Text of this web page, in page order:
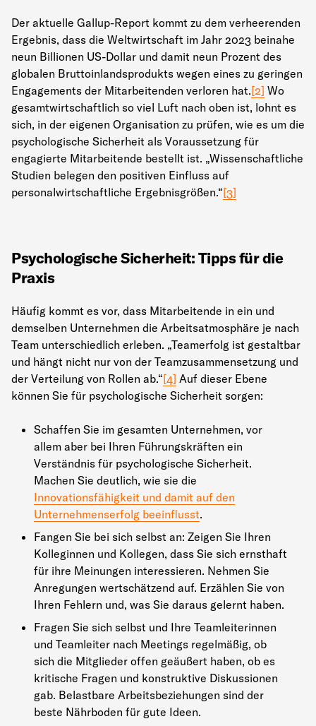
Der aktuelle Gallup-Report kommt zu dem verheerenden
Ergebnis, dass die Weltwirtschaft im Jahr 2023 beinahe
neun Billionen US-Dollar und damit neun Prozent des
globalen Bruttoinlandsprodukts wegen eines zu geringen
Engagements der Mitarbeitenden verloren hat.[2] Wo
gesamtwirtschaftlich so viel Luft nach oben ist, lohnt es
sich, in der eigenen Organisation zu prüfen, wie es um die
psychologische Sicherheit als Voraussetzung für
engagierte Mitarbeitende bestellt ist. „Wissenschaftliche
Studien belegen den positiven Einfluss auf
personalwirtschaftliche Ergebnisgrößen.“[3]
Psychologische Sicherheit: Tipps für die
Praxis
Häufig kommt es vor, dass Mitarbeitende in ein und
demselben Unternehmen die Arbeitsatmosphäre je nach
Team unterschiedlich erleben. „Teamerfolg ist gestaltbar
und hängt nicht nur von der Teamzusammensetzung und
der Verteilung von Rollen ab.“[4] Auf dieser Ebene
können Sie für psychologische Sicherheit sorgen:
Schaffen Sie im gesamten Unternehmen, vor
allem aber bei Ihren Führungskräften ein
Verständnis für psychologische Sicherheit.
Machen Sie deutlich, wie sie die
Innovationsfähigkeit und damit auf den
Unternehmenserfolg beeinflusst.
Fangen Sie bei sich selbst an: Zeigen Sie Ihren
Kolleginnen und Kollegen, dass Sie sich ernsthaft
für ihre Meinungen interessieren. Nehmen Sie
Anregungen wertschätzend auf. Erzählen Sie von
Ihren Fehlern und, was Sie daraus gelernt haben.
Fragen Sie sich selbst und Ihre Teamleiterinnen
und Teamleiter nach Meetings regelmäßig, ob
sich die Mitglieder offen geäußert haben, ob es
kritische Fragen und konstruktive Diskussionen
gab. Belastbare Arbeitsbeziehungen sind der
beste Nährboden für gute Ideen.